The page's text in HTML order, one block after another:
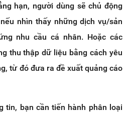
hạn, người dùng sẽ chủ động
nhìn thấy những dịch vụ/sản
nhu cầu cá nhân. Hoặc các
thu thập dữ liệu bằng cách yêu
từ đó đưa ra đề xuất quảng cáo
tin, bạn cần tiến hành phân loại